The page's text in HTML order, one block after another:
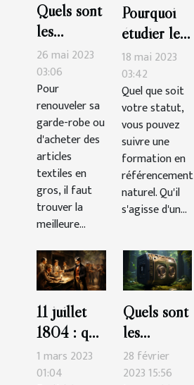
Quels sont
les
avantages
de faire ses
achats
d’articles
textiles
chez un
grossiste ?
26 mai 2023
03:06
Pour
renouveler sa
garde-robe ou
d'acheter des
articles
textiles en
gros, il faut
trouver la
meilleure...
Pourquoi
étudier le
SEO ?
18 mai 2023
03:42
Quel que soit
votre statut,
vous pouvez
suivre une
formation en
référencement
naturel. Qu'il
s'agisse d'un...
11 juillet
1804 : que
retenir du
duel au
1 mars 2023
01:04
Quels sont
les
meilleures
machines à
28 février
2023 15:56